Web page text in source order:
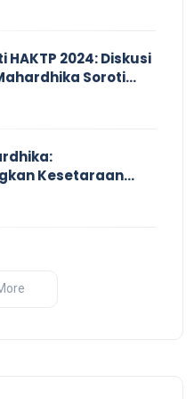
2024: Diskusi
Soroti
Inklusif bagi
Kesetaraan